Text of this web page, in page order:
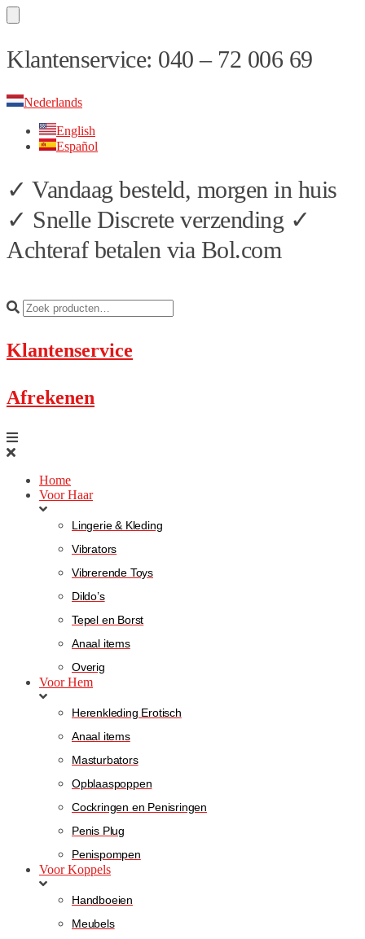
Skip
to
Skip
to
Klantenservice: 040 – 72 006 69
Nederlands
English
Español
✓ Vandaag besteld, morgen in huis
✓ Snelle Discrete verzending ✓
Achteraf betalen via Bol.com
Klantenservice
Afrekenen
Home
Voor Haar
Lingerie & Kleding
Vibrators
Vibrerende Toys
Dildo’s
Tepel en Borst
Anaal items
Overig
Voor Hem
Herenkleding Erotisch
Anaal items
Masturbators
Opblaaspoppen
Cockringen en Penisringen
Penis Plug
Penispompen
Voor Koppels
Handboeien
Meubels